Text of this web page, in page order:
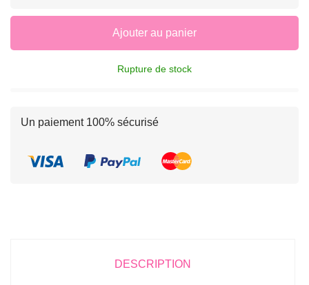
Ajouter au panier
Rupture de stock
Un paiement 100% sécurisé
DESCRIPTION